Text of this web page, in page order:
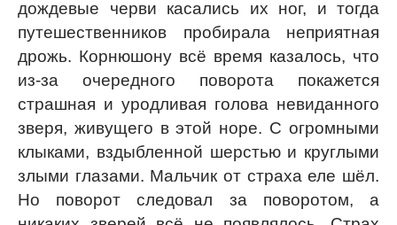
дождевые черви касались их ног, и тогда
путешественников пробирала неприятная
дрожь. Корнюшону всё время казалось, что
из-за очередного поворота покажется
страшная и уродливая голова невиданного
зверя, живущего в этой норе. С огромными
клыками, вздыбленной шерстью и круглыми
злыми глазами. Мальчик от страха еле шёл.
Но поворот следовал за поворотом, а